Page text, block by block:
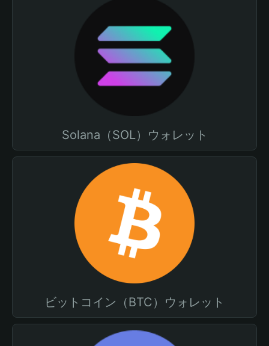
Solana（SOL）ウォレット
ビットコイン（BTC）ウォレット